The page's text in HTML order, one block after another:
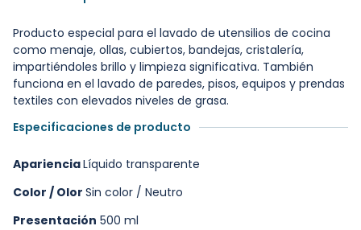
Producto especial para el lavado de utensilios de cocina
como menaje, ollas, cubiertos, bandejas, cristalería,
impartiéndoles brillo y limpieza significativa. También
funciona en el lavado de paredes, pisos, equipos y prendas
textiles con elevados niveles de grasa.
Especificaciones de producto
AparienciaLíquido transparente
Color / Olor Sin color / Neutro
Presentación 500 ml